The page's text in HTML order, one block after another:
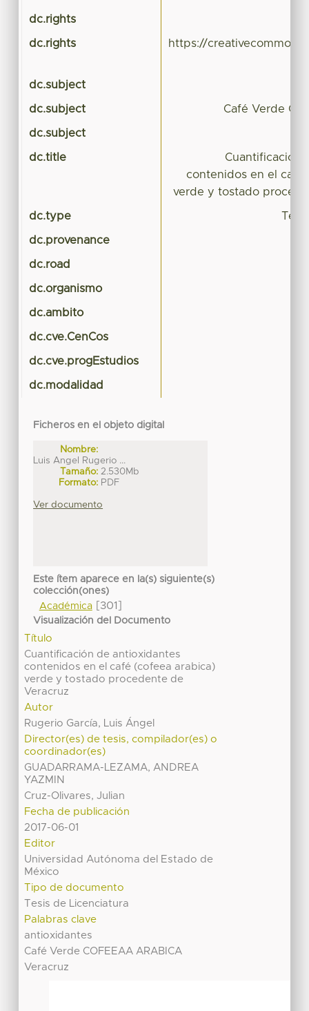
dc.rights
dc.rights https://
dc.subject
dc.subject Café Verde
dc.subject
dc.title
Cuantificación
contenidos en el café
verde y tostado
dc.type
dc.provenance
dc.road
dc.organismo
dc.ambito
dc.cve.CenCos
dc.cve.progEstudios
dc.modalidad
Ficheros en el objeto digital
Nombre:
Luis Angel Rugerio ...
Tamaño: 2.530Mb
Formato: PDF
Ver documento
Este ítem aparece en la(s) siguiente(s)
colección(ones)
Académica[301]
Visualización del Documento
Título
Cuantificación de antioxidantes
contenidos en el café (cofeea arabica)
verde y tostado procedente de
Veracruz
Autor
Rugerio García, Luis Ángel
Director(es) de tesis, compilador(es) o
coordinador(es)
GUADARRAMA-LEZAMA, ANDREA
YAZMIN
Cruz-Olivares, Julian
Fecha de publicación
2017-06-01
Editor
Universidad Autónoma del Estado de
México
Tipo de documento
Tesis de Licenciatura
Palabras clave
antioxidantes
Café Verde COFEEAA ARABICA
Veracruz